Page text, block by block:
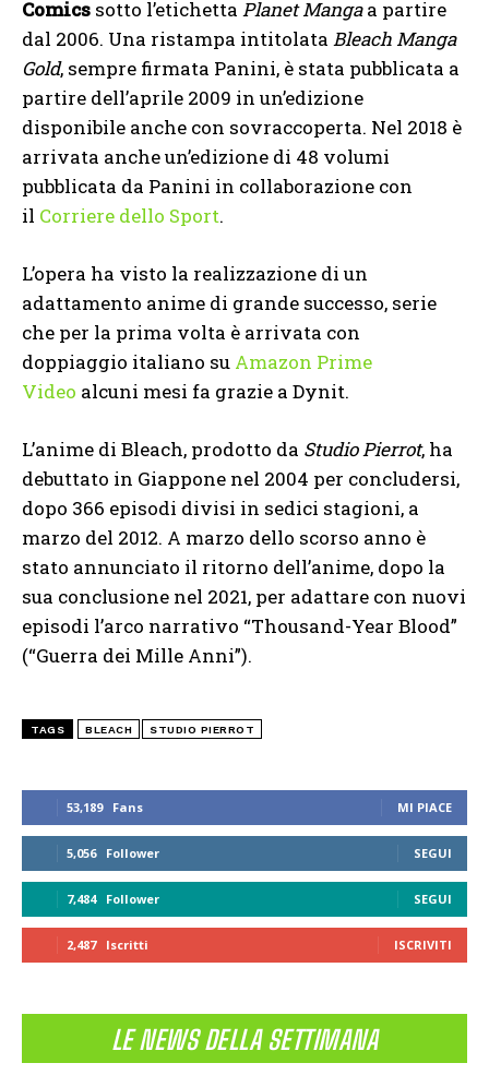
53,189 Fans MI PIACE
5,056 Follower SEGUI
7,484 Follower SEGUI
2,487 Iscritti ISCRIVITI
LE NEWS DELLA SETTIMANA
Comics sotto l’etichetta Planet Mangaa partire
dal 2006. Una ristampa intitolata Bleach Manga
Gold, sempre firmata Panini, è stata pubblicata a
partire dell’aprile 2009 in un’edizione
disponibile anche con sovraccoperta. Nel 2018 è
arrivata anche un’edizione di 48 volumi
pubblicata da Panini in collaborazione con
il Corriere dello Sport.
L’opera ha visto la realizzazione di un
adattamento anime di grande successo, serie
che per la prima volta è arrivata con
doppiaggio italiano su Amazon Prime
Video alcuni mesi fa grazie a Dynit.
L’anime di Bleach, prodotto da Studio Pierrot, ha
debuttato in Giappone nel 2004 per concludersi,
dopo 366 episodi divisi in sedici stagioni, a
marzo del 2012. A marzo dello scorso anno è
stato annunciato il ritorno dell’anime, dopo la
sua conclusione nel 2021, per adattare con nuovi
episodi l’arco narrativo “Thousand-Year Blood”
(“Guerra dei Mille Anni”).
TAGS BLEACH STUDIO PIERROT